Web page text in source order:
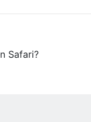
Safari?